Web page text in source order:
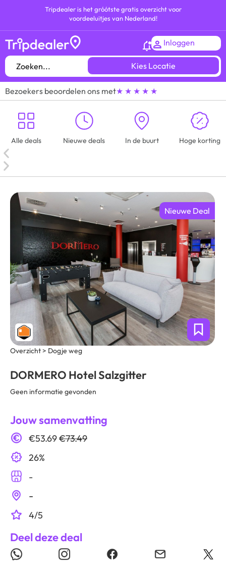
Tripdealer is het gróótste gratis overzicht voor
voordeeluitjes van Nederland!
Inloggen
Kies Locatie
Bezoekers beoordelen ons met★ ★ ★ ★ ★
Alle deals Nieuwe deals In de buurt Hoge korting
Nieuwe Deal
Overzicht > Dogje weg
DORMERO Hotel Salzgitter
Geen informatie gevonden
Jouw samenvatting
€53.69€73.49
26%
-
-
4/5
Deel deze deal